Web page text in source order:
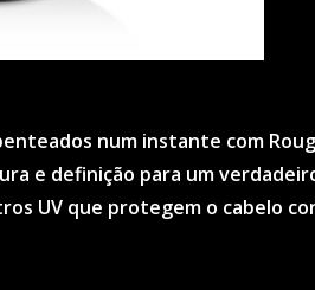
num instante com
e definição para um
UV que protegem o cabelo